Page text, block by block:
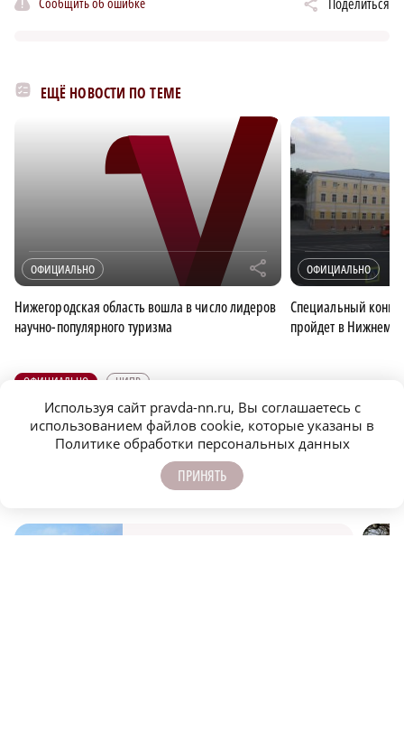
Поделиться
ЕЩЁ НОВОСТИ ПО ТЕМЕ
ОФИЦИАЛЬНО r
Нижегородская область вошла в число лидеров
научно-популярного туризма
ОФИЦИАЛЬНО
Специальный
пройдет в Нижнем
ОФИЦИАЛЬНО ЦИПР
Все о реализации национальных проектов в Нижегородской
области — в разделе"Нацпроекты- людям"
ПОДПИСЫВАЙТЕСЬ НА НАШИ
Используя сайт pravda-nn.ru, Вы соглашаетесь с
использованием файлов cookie, которые указаны в
Политике обработки персональных данных
ПРИНЯТЬ